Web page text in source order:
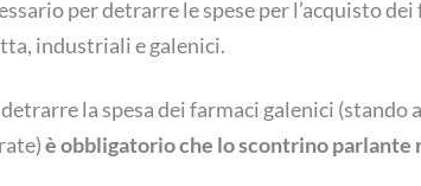
per detrarre le spese per l’acquisto
industriali e galenici.
la spesa dei farmaci galenici (stando
è obbligatorio che lo scontrino